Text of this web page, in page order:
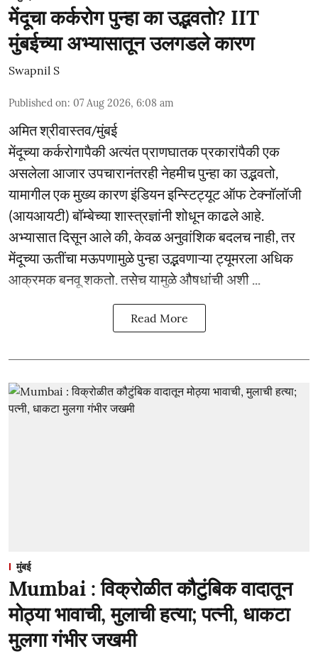
मेंदूचा कर्करोग पुन्हा का उद्भवतो? IIT
मुंबईच्या अभ्यासातून उलगडले कारण
Swapnil S
Published on: 07 Aug 2026, 6:08 am
अमित श्रीवास्तव/मुंबई
मेंदूच्या कर्करोगापैकी अत्यंत प्राणघातक प्रकारांपैकी एक
असलेला आजार उपचारानंतरही नेहमीच पुन्हा का उद्भवतो,
यामागील एक मुख्य कारण इंडियन इन्स्टिट्यूट ऑफ टेक्नॉलॉजी
(आयआयटी) बॉम्बेच्या शास्त्रज्ञांनी शोधून काढले आहे.
अभ्यासात दिसून आले की, केवळ अनुवांशिक बदलच नाही, तर
मेंदूच्या ऊतींचा मऊपणामुळे पुन्हा उद्भवणाऱ्या ट्यूमरला अधिक
आक्रमक बनवू शकतो. तसेच यामुळे औषधांची अशी ...
Read More
मुंबई
Mumbai : विक्रोळीत कौटुंबिक वादातून
मोठ्या भावाची, मुलाची हत्या; पत्नी, धाकटा
मुलगा गंभीर जखमी